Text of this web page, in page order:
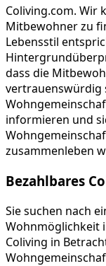
Coliving.com. Wir
Mitbewohner zu
Lebensstil
dass die
vertrauenswürdig
informieren und
zusammenleben
Bezahlbares
Sie suchen nach
Wohnmöglichkeit
Coliving in